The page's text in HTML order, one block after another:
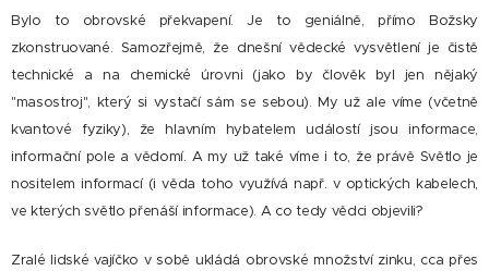
Bylo to obrovské překvapení. Je to geniálně, přímo Božsky
zkonstruované. Samozřejmě, že dnešní vědecké vysvětlení je čistě
technické a na chemické úrovni (jako by člověk byl jen nějaký
"masostroj", který si vystačí sám se sebou). My už ale víme (včetně
kvantové fyziky), že hlavním hybatelem událostí jsou informace,
informační pole a vědomí. A my už také víme i to, že právě Světlo je
nositelem informací (i věda toho využívá např. v optických kabelech,
ve kterých světlo přenáší informace). A co tedy vědci objevili?
Zralé lidské vajíčko v sobě ukládá obrovské množství zinku, cca přes